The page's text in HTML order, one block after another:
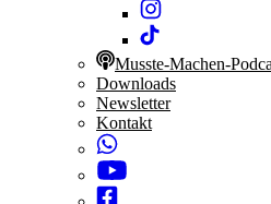
Musste-Machen-
Downloads
Newsletter
Kontakt